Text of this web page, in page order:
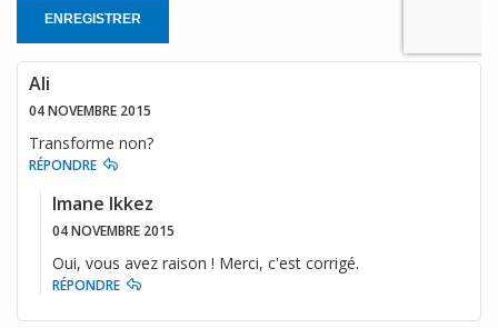
ENREGISTRER
Ali
04 NOVEMBRE 2015
Transforme non?
RÉPONDRE
Imane Ikkez
04 NOVEMBRE 2015
Oui, vous avez raison ! Merci, c'est corrigé.
RÉPONDRE